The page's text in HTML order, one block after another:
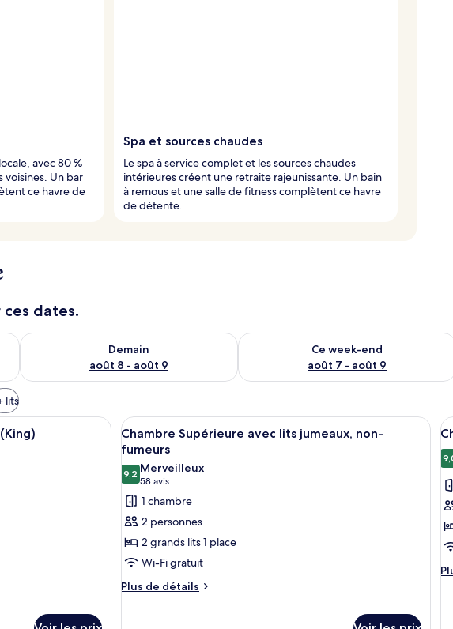
avec 80 %
Un bar
ce havre de
Spa et sources chaudes
Le spa à service complet et les sources chaudes
intérieures créent une retraite rajeunissante. Un bain
à remous et une salle de fitness complètent ce havre
de détente.
dates.
7 - août 8
Demain
août 8 - août 9
Vérifier la disponibilité pour demain août 8 - août 9
Ce week-end
août 7 - août 9
Vérifier la disponibilité pour ce week-
lits
d’hôtel avec un grand lit, des lampes de chevet, une petite table avec une chaise et une
Afficher
toutes
les
photos
pour
ce
type
de
chambre :
Chambre
Une chambre d’hôtel avec un grand
17
Chambre Supérieure avec lits jumeaux, non-
fumeurs
9,29,2 sur 10
Merveilleux
58 avis
(58 avis)
1 chambre
2 personnes
2 grands lits 1 place
Wi-Fi gratuit
Plus de détails
Plus